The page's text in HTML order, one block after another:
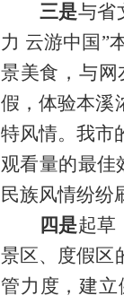
三是与省
力 云游中国”
景美食，与
假，体验本溪
特风情。我市
观看量的最佳
民族风情纷纷
四是起草
景区、度假区
管力度，建